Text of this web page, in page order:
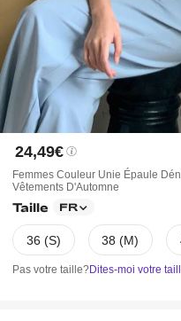
24,49€
Femmes Couleur Unie Épaule
Vêtements D'Automne
Taille FR
36 (S) 38 (M)
Pas votre taille?Dites-moi votre